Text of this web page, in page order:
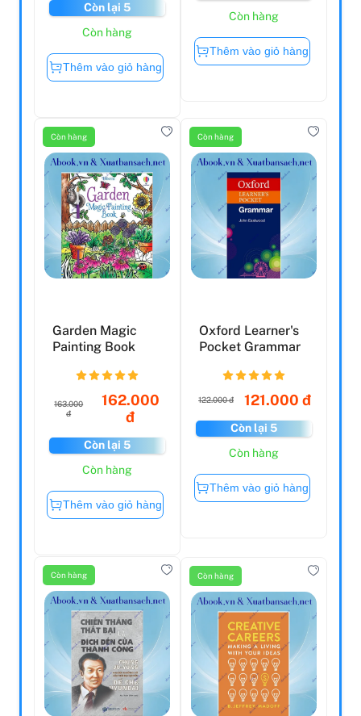
Còn lại 5
Còn hàng
Thêm vào giỏ hàng
Còn hàng
Thêm vào giỏ hàng
Còn hàng
Garden Magic
Painting Book
163.000
đ
162.000
đ
Còn lại 5
Còn hàng
Thêm vào giỏ hàng
Còn hàng
Oxford Learner's
Pocket Grammar
122.000 đ 121.000 đ
Còn lại 5
Còn hàng
Thêm vào giỏ hàng
Còn hàng Còn hàng